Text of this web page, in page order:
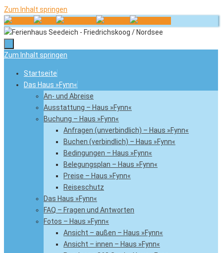
Zum Inhalt springen
Zum Inhalt springen
Startseite
Das Haus »Fynn«
An- und Abreise
Ausstattung – Haus »Fynn«
Buchung – Haus »Fynn«
Anfragen (unverbindlich) – Haus »Fynn«
Buchen (verbindlich) – Haus »Fynn«
Bedingungen – Haus »Fynn«
Belegungsplan – Haus »Fynn«
Preise – Haus »Fynn«
Reiseschutz
Das Haus »Fynn«
FAQ – Fragen und Antworten
Fotos – Haus »Fynn«
Ansicht – außen – Haus »Fynn«
Ansicht – innen – Haus »Fynn«